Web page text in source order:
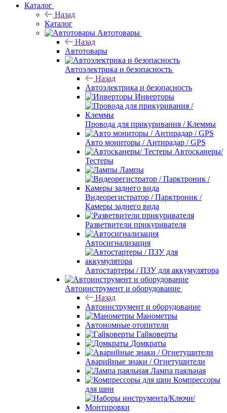
Каталог
Назад
Каталог
Автотовары
Назад
Автотовары
Автоэлектрика и безопасность
Назад
Автоэлектрика и безопасность
Инверторы
Провода для прикуривания / Клеммы
Авто мониторы / Антирадар / GPS
Автосканеры/
Тестеры
Лампы
Видеорегистратор / Парктроник /
Камеры заднего вида
Разветвители прикуривателя
Автосигнализация
Автостартеры / ПЗУ для аккумулятора
Автоинструмент и оборудование
Назад
Автоинструмент и оборудование
Манометры
Автономные отопители
Гайковерты
Домкраты
Аварийные знаки / Огнетушители
Лампа паяльная
Компрессоры
для шин